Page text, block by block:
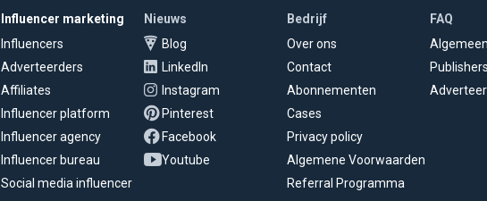
Influencer marketing
Influencers
Adverteerders
Affiliates
Influencer platform
Influencer agency
Influencer bureau
Social media influencer
Nieuws
Blog
LinkedIn
Instagram
Pinterest
Facebook
Youtube
Bedrijf
Over ons
Contact
Abonnementen
Cases
Privacy policy
Algemene Voorwaarden
Referral Programma
FAQ